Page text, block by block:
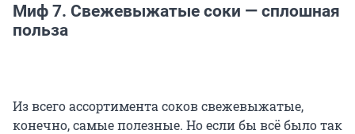
Миф 7. Свежевыжатые соки — сплошная
польза
Из всего ассортимента соков свежевыжатые,
конечно, самые полезные. Но если бы всё было так